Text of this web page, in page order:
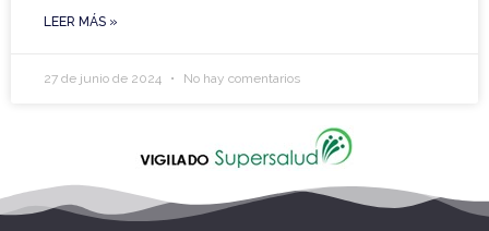
LEER MÁS »
27 de junio de 2024 No hay comentarios